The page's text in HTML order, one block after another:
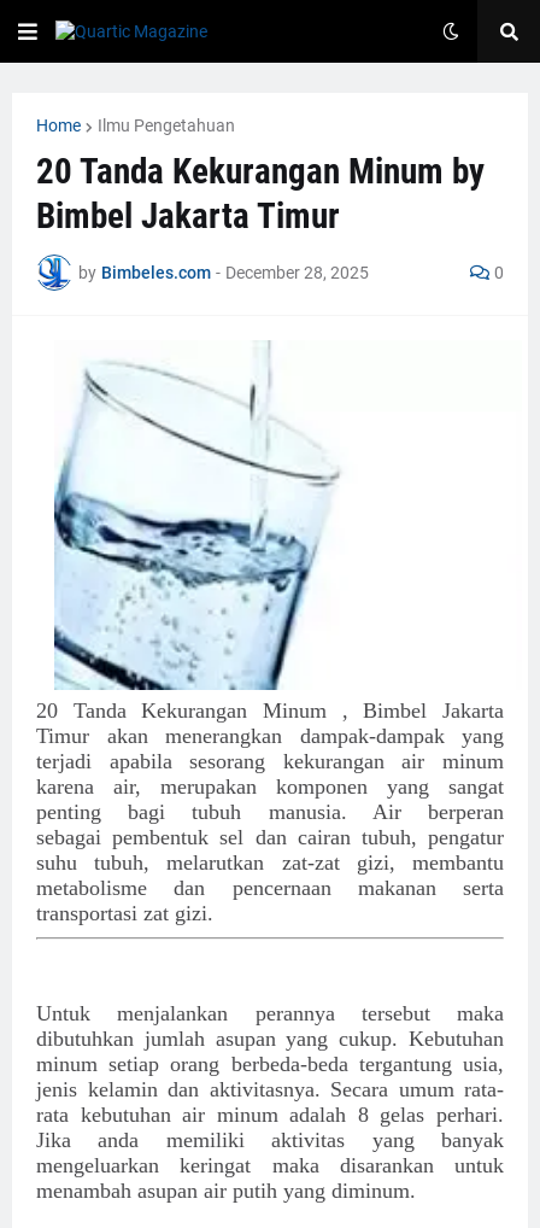
Home Ilmu Pengetahuan
20 Tanda Kekurangan Minum by
Bimbel Jakarta Timur
by Bimbeles.com - December 28, 2025 0
20 Tanda Kekurangan Minum , Bimbel Jakarta
Timur akan menerangkan dampak-dampak yang
terjadi apabila sesorang kekurangan air minum
karena air, merupakan komponen yang sangat
penting bagi tubuh manusia. Air berperan
sebagaipembentuk sel dan cairan tubuh, pengatur
suhu tubuh, melarutkan zat-zat gizi, membantu
metabolisme dan pencernaan makanan serta
transportasi zat gizi.
Untuk menjalankan perannya tersebut maka
dibutuhkan jumlah asupan yang cukup. Kebutuhan
minum setiap orang berbeda-beda tergantung usia,
jenis kelamin dan aktivitasnya. Secara umum rata-
rata kebutuhan air minum adalah 8 gelas perhari.
Jika anda memiliki aktivitas yang banyak
mengeluarkan keringat maka disarankan untuk
menambah asupan air putih yang diminum.